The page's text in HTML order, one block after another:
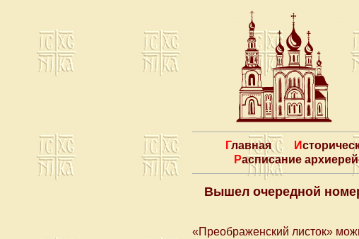
Главная
Расписание
Вышел очередной
«Преображенский листок»